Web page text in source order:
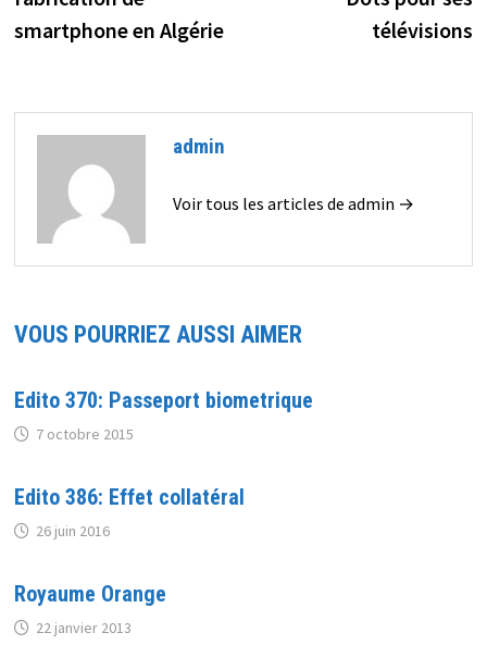
smartphone en Algérie
télévisions
admin
Voir tous les articles de admin →
VOUS POURRIEZ AUSSI AIMER
Edito 370: Passeport biometrique
7 octobre 2015
Edito 386: Effet collatéral
26 juin 2016
Royaume Orange
22 janvier 2013